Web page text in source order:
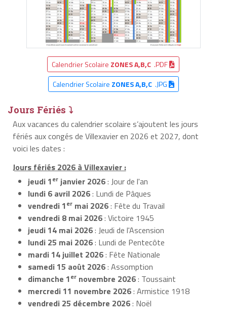
Calendrier Scolaire ZONES A,B,C .PDF
Calendrier Scolaire ZONES A,B,C.JPG
Jours Fériés ⤵
Aux vacances du calendrier scolaire s’ajoutent les jours
fériés aux congés de Villexavier en 2026 et 2027, dont
voici les dates :
Jours fériés 2026 à Villexavier :
jeudi 1er janvier 2026: Jour de l'an
lundi 6 avril 2026: Lundi de Pâques
vendredi 1er mai 2026: Fête du Travail
vendredi 8 mai 2026: Victoire 1945
jeudi 14 mai 2026: Jeudi de l'Ascension
lundi 25 mai 2026: Lundi de Pentecôte
mardi 14 juillet 2026: Fête Nationale
samedi 15 août 2026: Assomption
dimanche 1er novembre 2026: Toussaint
mercredi 11 novembre 2026: Armistice 1918
vendredi 25 décembre 2026: Noël